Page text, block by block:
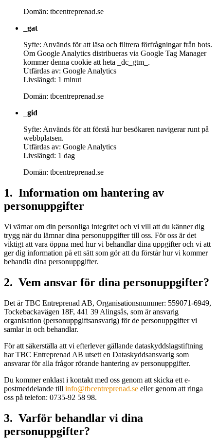
Domän: tbcentreprenad.se
_gat
Syfte: Används för att läsa och filtrera förfrågningar från bots.
Om Google Analytics distribueras via Google Tag Manager
kommer denna cookie att heta _dc_gtm_.
Utfärdas av: Google Analytics
Livslängd: 1 minut
Domän: tbcentreprenad.se
_gid
Syfte: Används för att förstå hur besökaren navigerar runt på
webbplatsen.
Utfärdas av: Google Analytics
Livslängd: 1 dag
Domän: tbcentreprenad.se
1. Information om hantering av
personuppgifter
Vi värnar om din personliga integritet och vi vill att du känner dig
trygg när du lämnar dina personuppgifter till oss. För oss är det
viktigt att vara öppna med hur vi behandlar dina uppgifter och vi att
ger dig information på ett sätt som gör att du förstår hur vi kommer
behandla dina personuppgifter.
2. Vem ansvar för dina personuppgifter?
Det är TBC Entreprenad AB, Organisationsnummer: 559071-6949,
Tockebackavägen 18F, 441 39 Alingsås, som är ansvarig
organisation (personuppgiftsansvarig) för de personuppgifter vi
samlar in och behandlar.
För att säkerställa att vi efterlever gällande dataskyddslagstiftning
har TBC Entreprenad AB utsett en Dataskyddsansvarig som
ansvarar för alla frågor rörande hantering av personuppgifter.
Du kommer enklast i kontakt med oss genom att skicka ett e-
postmeddelande till info@tbcentreprenad.se eller genom att ringa
oss på telefon: 0735-92 58 98.
3. Varför behandlar vi dina
personuppgifter?